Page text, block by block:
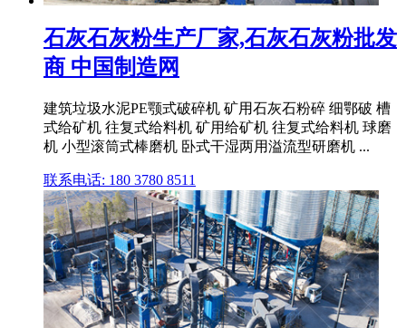
石灰石灰粉生产厂家,石灰石灰粉批发
商 中国制造网
建筑垃圾水泥PE颚式破碎机 矿用石灰石粉碎 细鄂破 槽
式给矿机 往复式给料机 矿用给矿机 往复式给料机 球磨
机 小型滚筒式棒磨机 卧式干湿两用溢流型研磨机 ...
联系电话: 180 3780 8511